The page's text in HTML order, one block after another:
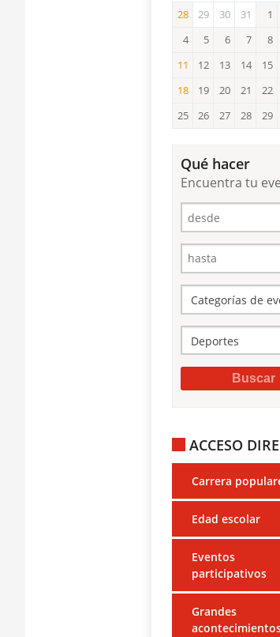
28 29 30 31 1
4
5 6 7 8
11
11
12 13 14 15
18
18
19 20 21 22
25
26 27 28 29
Qué hacer
Encuentra tu
ACCESO
Carrera
Edad escolar
Eventos
participativos
Grandes